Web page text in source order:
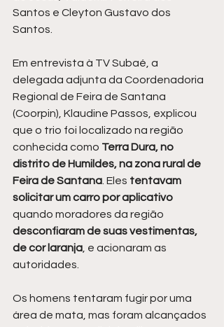
Santos e Cleyton Gustavo dos
Santos.
Em entrevista à TV Subaé, a
delegada adjunta da Coordenadoria
Regional de Feira de Santana
(Coorpin), Klaudine Passos, explicou
que o trio foi localizado na região
conhecida como Terra Dura, no
distrito de Humildes, na zona rural de
Feira de Santana. Eles tentavam
solicitar um carro por aplicativo
quando moradores da região
desconfiaram de suas vestimentas,
de cor laranja, e acionaram as
autoridades.
Os homens tentaram fugir por uma
área de mata, mas foram alcançados